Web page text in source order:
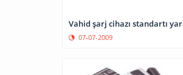
Vahid şarj cihazı standartı
07-07-2009